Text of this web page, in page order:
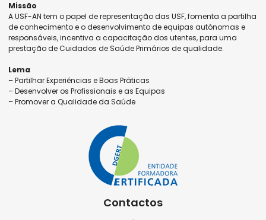
Missão
A USF-AN tem o papel de representação das USF, fomenta a partilha
de conhecimento e o desenvolvimento de equipas autónomas e
responsáveis, incentiva a capacitação dos utentes, para uma
prestação de Cuidados de Saúde Primários de qualidade.
Lema
– Partilhar Experiências e Boas Práticas
– Desenvolver os Profissionais e as Equipas
– Promover a Qualidade da Saúde
Contactos